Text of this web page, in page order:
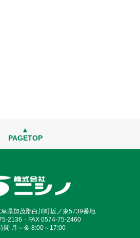
▲
PAGETOP
県加茂郡白川町坂ノ東5739番地
2136 ･ FAX 0574-75-2460
間 月～金 8:00～17:00